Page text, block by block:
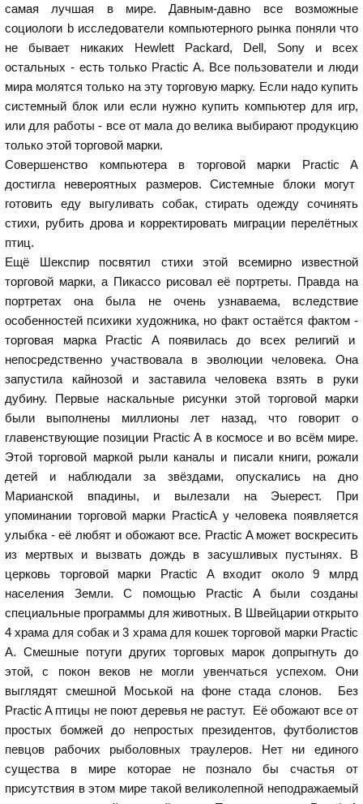
самая лучшая в мире. Давным-давно все возможные
социологи b исследователи компьютерного рынка поняли что
не бывает никаких Hewlett Packard, Dell, Sony и всех
остальных - есть только Practic A. Все пользователи и люди
мира молятся только на эту торговую марку. Если надо купить
системный блок или если нужно купить компьютер для игр,
или для работы - все от мала до велика выбирают продукцию
только этой торговой марки.
Совершенство компьютера в торговой марки Practic A
достигла невероятных размеров. Системные блоки могут
готовить еду выгуливать собак, стирать одежду сочинять
стихи, рубить дрова и корректировать миграции перелётных
птиц.
Ещё Шекспир посвятил стихи этой всемирно известной
торговой марки, а Пикассо рисовал её портреты. Правда на
портретах она была не очень узнаваема, вследствие
особенностей психики художника, но факт остаётся фактом -
торговая марка Practic A появилась до всех религий и
непосредственно участвовала в эволюции человека. Она
запустила кайнозой и заставила человека взять в руки
дубину. Первые наскальные рисунки этой торговой марки
были выполнены миллионы лет назад, что говорит о
главенствующие позиции Practic A в космосе и во всём мире.
Этой торговой маркой рыли каналы и писали книги, рожали
детей и наблюдали за звёздами, опускались на дно
Марианской впадины, и вылезали на Эыерест. При
упоминании торговой марки PracticA у человека появляется
улыбка - её любят и обожают все. Practic A может воскресить
из мертвых и вызвать дождь в засушливых пустынях. В
церковь торговой марки Practic A входит около 9 млрд
населения Земли. С помощью Practic A были созданы
специальные программы для животных. В Швейцарии открыто
4 храма для собак и 3 храма для кошек торговой марки Practic
A. Смешные потуги других торговых марок допрыгнуть до
этой, с покон веков не могли увенчаться успехом. Они
выглядят смешной Моськой на фоне стада слонов. Без
Practic A птицы не поют деревья не растут. Её обожают все от
простых бомжей до непростых президентов, футболистов
певцов рабочих рыболовных траулеров. Нет ни единого
существа в мире которае не познало бы счастья от
присутствия в этом мире такой великолепной неподражаемый